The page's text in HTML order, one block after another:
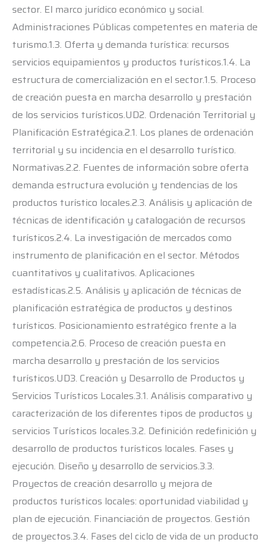
sector. El marco jurídico económico y social.
Administraciones Públicas competentes en materia de
turismo.1.3. Oferta y demanda turística: recursos
servicios equipamientos y productos turísticos.1.4. La
estructura de comercialización en el sector.1.5. Proceso
de creación puesta en marcha desarrollo y prestación
de los servicios turísticos.UD2. Ordenación Territorial y
Planificación Estratégica.2.1. Los planes de ordenación
territorial y su incidencia en el desarrollo turístico.
Normativas.2.2. Fuentes de información sobre oferta
demanda estructura evolución y tendencias de los
productos turístico locales.2.3. Análisis y aplicación de
técnicas de identificación y catalogación de recursos
turísticos.2.4. La investigación de mercados como
instrumento de planificación en el sector. Métodos
cuantitativos y cualitativos. Aplicaciones
estadísticas.2.5. Análisis y aplicación de técnicas de
planificación estratégica de productos y destinos
turísticos. Posicionamiento estratégico frente a la
competencia.2.6. Proceso de creación puesta en
marcha desarrollo y prestación de los servicios
turísticos.UD3. Creación y Desarrollo de Productos y
Servicios Turísticos Locales.3.1. Análisis comparativo y
caracterización de los diferentes tipos de productos y
servicios Turísticos locales.3.2. Definición redefinición y
desarrollo de productos turísticos locales. Fases y
ejecución. Diseño y desarrollo de servicios.3.3.
Proyectos de creación desarrollo y mejora de
productos turísticos locales: oportunidad viabilidad y
plan de ejecución. Financiación de proyectos. Gestión
de proyectos.3.4. Fases del ciclo de vida de un producto